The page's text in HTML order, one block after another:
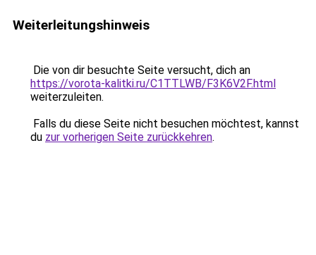
Weiterleitungshinweis
Die von dir besuchte Seite versucht, dich an
https://vorota-kalitki.ru/C1TTLWB/F3K6V2F.html
weiterzuleiten.
Falls du diese Seite nicht besuchen möchtest, kannst
du zur vorherigen Seite zurückkehren.